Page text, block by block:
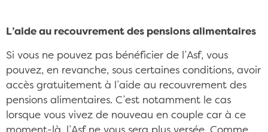
L’aide au recouvrement des pensions alimentaires
Si vous ne pouvez pas bénéficier de l’Asf, vous
pouvez, en revanche, sous certaines conditions, avoir
accès gratuitement à l’aide au recouvrement des
pensions alimentaires. C’est notamment le cas
lorsque vous vivez de nouveau en couple car à ce